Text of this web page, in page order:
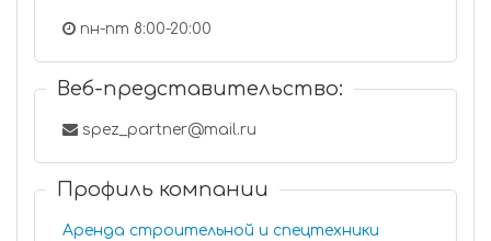
пн-пт 8:00-20:00
Веб-представительство:
spez_partner@mail.ru
Профиль компании
Аренда строительной и спецтехники